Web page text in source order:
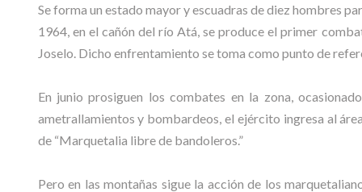
Se forma un estado mayor y escuadras de diez hombres
1964, en el cañón del río Atá, se produce el primer
Joselo. Dicho enfrentamiento se toma como punto de
En junio prosiguen los combates en la zona,
ametrallamientos y bombardeos, el ejército ingresa al
de “Marquetalia libre de bandoleros.”
Pero en las montañas sigue la acción de los